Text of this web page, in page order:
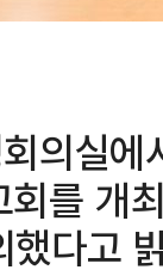
의실에
회를 개
했다고